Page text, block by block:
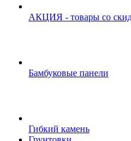
АКЦИЯ - товары со
Бамбуковые панели
Гибкий камень